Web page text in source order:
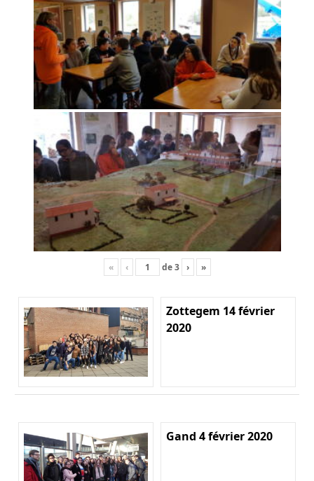
« ‹ de3 › »
Zottegem 14 février
2020
Gand 4 février 2020